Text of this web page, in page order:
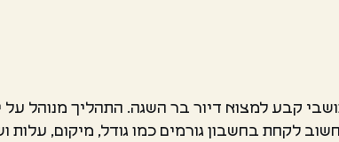
קבע למצוא דיור בר השגה. התהליך מנוהל על
לקחת בחשבון גורמים כמו גודל, מיקום, עלות